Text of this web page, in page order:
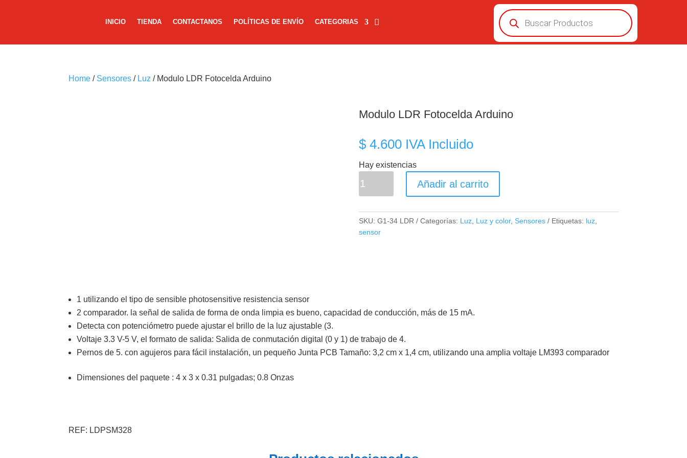
INICIO TIENDA CONTACTANOS POLÍTICAS DE ENVÍO CATEGORIAS
Búsqueda
de
productos
Home / Sensores / Luz / Modulo LDR Fotocelda Arduino
Modulo LDR Fotocelda Arduino
$4.600 IVA Incluido
Hay existencias
LDR
Añadir al carrito
SKU: G1-34 LDR Categorías: Luz, Luz y color, Sensores Etiquetas: luz,
sensor
1 utilizando el tipo de sensible photosensitive resistencia sensor
2 comparador. la señal de salida de forma de onda limpia es bueno, capacidad de conducción, más de 15 mA.
Detecta con potenciómetro puede ajustar el brillo de la luz ajustable (3.
Voltaje 3.3 V-5 V, el formato de salida: Salida de conmutación digital (0 y 1) de trabajo de 4.
Pernos de 5. con agujeros para fácil instalación, un pequeño Junta PCB Tamaño: 3,2 cm x 1,4 cm, utilizando una amplia voltaje LM393 comparador
Dimensiones del paquete :4 x 3 x 0.31 pulgadas; 0.8 Onzas
REF: LDPSM328